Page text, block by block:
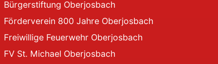
Bürgerstiftung Oberjosbach
Förderverein 800 Jahre Oberjosbach
Freiwillige Feuerwehr Oberjosbach
FV St. Michael Oberjosbach